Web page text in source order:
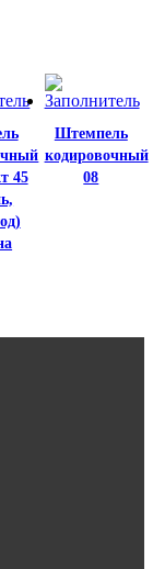
45
Штемпель
кодировочный
08